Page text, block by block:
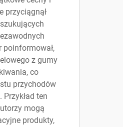
przyciągnął
poinformował,
z gumy
co
przychodów
Przykład ten
mogą
produkty,